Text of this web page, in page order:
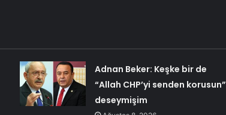
Adnan Beker: Keşke bir de
“Allah CHP’yi senden korusun”
deseymişim